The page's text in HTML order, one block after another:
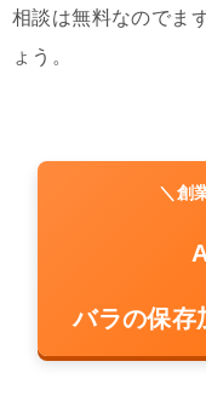
相談は無料なのでま
ょう。
＼創
バラの保存